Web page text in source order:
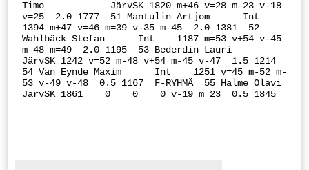
Timo            JärvSK 1820 m+46 v=28 m-23 v-18
v=25  2.0 1777  51 Mantulin Artjom      Int
1394 m+47 v=46 m=39 v-35 m-45  2.0 1381  52
Wahlbäck Stefan      Int    1187 m=53 v+54 v-45
m-48 m=49  2.0 1195  53 Bederdin Lauri
JärvSK 1242 v=52 m-48 v+54 m-45 v-47  1.5 1214
54 Van Eynde Maxim      Int    1251 v=45 m-52 m-
53 v-49 v-48  0.5 1167  F-RYHMÄ  55 Halme Olavi
JärvSK 1861    0    0    0 v-19 m=23  0.5 1845